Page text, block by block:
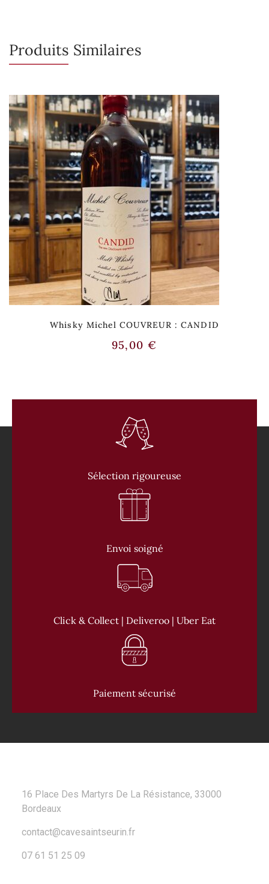
Produits Similaires
Rupture de stock
Whisky Michel COUVREUR : CANDID
95,00 €
Sélection rigoureuse
Envoi soigné
Click & Collect | Deliveroo | Uber Eat
Paiement sécurisé
16 Place Des Martyrs De La Résistance, 33000
Bordeaux
contact@cavesaintseurin.fr
07 61 51 25 09